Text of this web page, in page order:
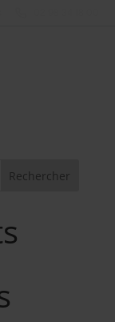
Rechercher